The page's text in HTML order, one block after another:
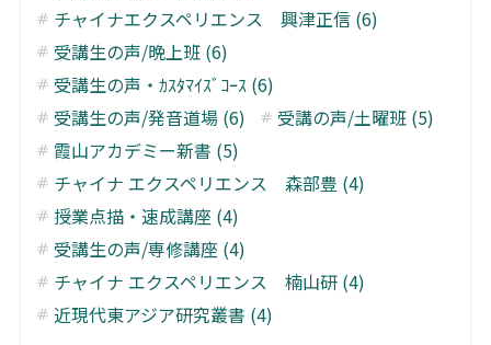
チャイナエクスペリエンス 興津正信 (6)
受講生の声/晩上班 (6)
受講生の声・ｶｽﾀﾏｲｽﾞｺｰｽ (6)
受講生の声/発音道場 (6)
受講の声/土曜班 (5)
霞山アカデミー新書 (5)
チャイナ エクスペリエンス 森部豊 (4)
授業点描・速成講座 (4)
受講生の声/専修講座 (4)
チャイナ エクスペリエンス 楠山研 (4)
近現代東アジア研究叢書 (4)